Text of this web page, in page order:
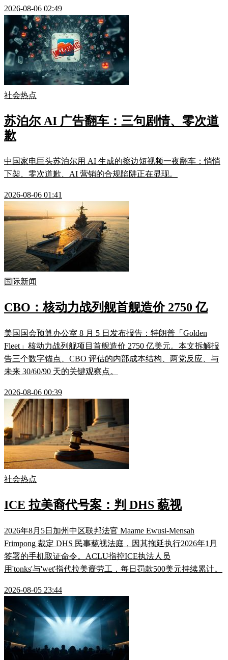
2026-08-06 02:49
社会热点
苏泊尔 AI 广告翻车：三句剧情、零次道
歉
中国家电巨头苏泊尔用 AI 生成的擦边短视频一夜翻车：悄悄
下架、零次道歉、AI 营销的合规陷阱正在显现。
2026-08-06 01:41
国际新闻
CBO：核动力战列舰首舰造价 2750 亿
美国国会预算办公室 8 月 5 日发布报告：特朗普「Golden
Fleet」核动力战列舰项目首舰造价 2750 亿美元。本文拆解报
告三个数字锚点、CBO 评估的内部成本结构、两党反应、与
未来 30/60/90 天的关键观察点。
2026-08-06 00:39
社会热点
ICE 拉美裔代号案：判 DHS 藐视
2026年8月5日加州中区联邦法官 Maame Ewusi-Mensah
Frimpong 裁定 DHS 民事藐视法庭，因其拖延执行2026年1月
签署的手机取证命令。ACLU指控ICE执法人员
用'tonks'与'wet'指代拉美裔劳工，每日罚款500美元持续累计。
2026-08-05 23:44